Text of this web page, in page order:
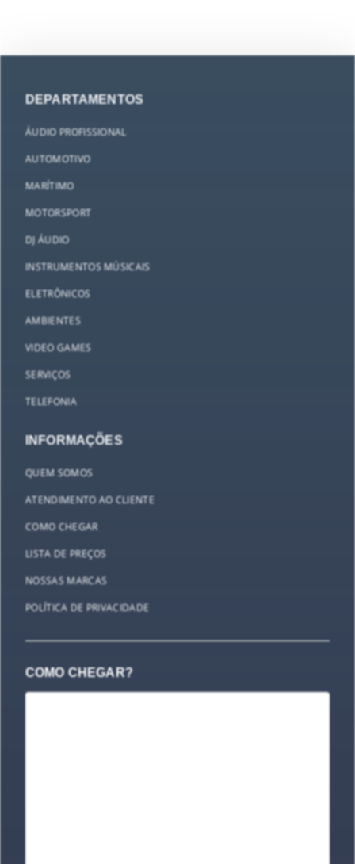
DEPARTAMENTOS
ÁUDIO PROFISSIONAL
AUTOMOTIVO
MARÍTIMO
MOTORSPORT
DJ ÁUDIO
INSTRUMENTOS MÚSICAIS
ELETRÔNICOS
AMBIENTES
VIDEO GAMES
SERVIÇOS
TELEFONIA
INFORMAÇÕES
QUEM SOMOS
ATENDIMENTO AO CLIENTE
COMO CHEGAR
LISTA DE PREÇOS
NOSSAS MARCAS
POLÍTICA DE PRIVACIDADE
COMO CHEGAR?